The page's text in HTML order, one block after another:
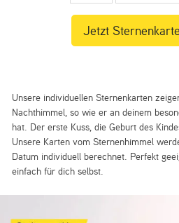
Unsere individuellen Sternenkarten
Nachthimmel, so wie er an deinem
hat. Der erste Kuss, die Geburt des
Unsere Karten vom Sternenhimmel
Datum individuell berechnet. Perfekt
einfach für dich selbst.